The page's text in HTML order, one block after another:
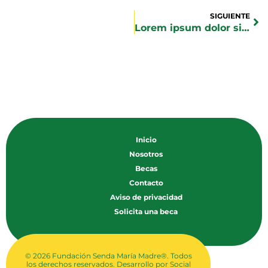
SIGUIENTE
Lorem ipsum dolor sit amet
Inicio
Nosotros
Becas
Contacto
Aviso de privacidad
Solicita una beca
© 2026 Fundación Senda María Madre®. Todos
los derechos reservados. Desarrollo por Social